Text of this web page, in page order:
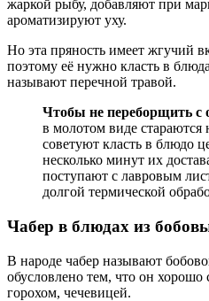
жаркой рыбу, добавляют при
ароматизируют уху.
Но эта пряность имеет жгучий
поэтому её нужно класть в
называют перечной травой.
Чтобы не переборщить с
в молотом виде стараются
советуют класть в блюдо
несколько минут их
поступают с лавровым
долгой термической
Чабер в блюдах из
В народе чабер называют
обусловлено тем, что он хорошо
горохом, чечевицей.